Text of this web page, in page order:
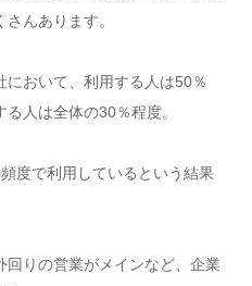
んあります。
おいて、利用する人は50％
人は全体の30％程度。
度で利用しているという結果
りの営業がメインなど、企業